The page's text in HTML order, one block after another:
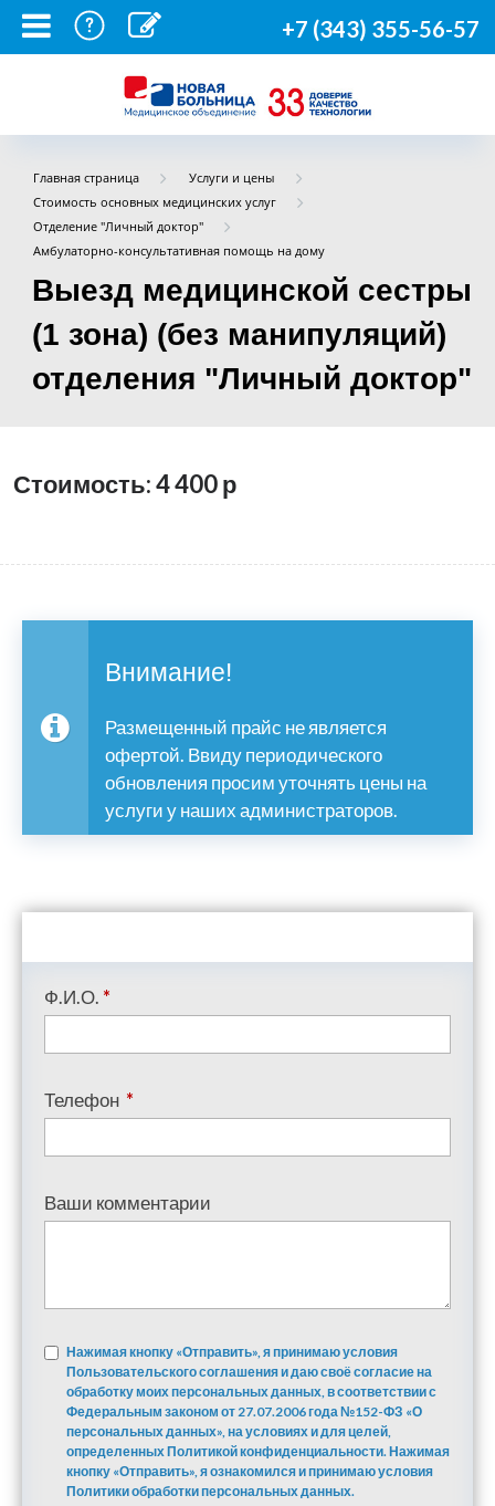
+7 (343) 355-56-57
Главная страница
Услуги и цены
Стоимость основных медицинских услуг
Отделение "Личный доктор"
Амбулаторно-консультативная помощь на дому
Выезд медицинской сестры
(1 зона) (без манипуляций)
отделения "Личный доктор"
Стоимость: 4 400р
Внимание!
Размещенный прайс не является
офертой. Ввиду периодического
обновления просим уточнять цены на
услуги у наших администраторов.
Ф.И.О. *
Телефон *
Ваши комментарии
Нажимая кнопку «Отправить», я принимаю условия
Пользовательского соглашения и даю своё согласие на
обработку моих персональных данных, в соответствии с
Федеральным законом от 27.07.2006 года №152-ФЗ «О
персональных данных», на условиях и для целей,
определенных Политикой конфиденциальности. Нажимая
кнопку «Отправить», я ознакомился и принимаю условия
Политики обработки персональных данных.